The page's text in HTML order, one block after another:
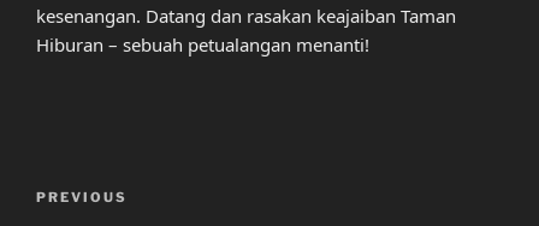
kesenangan. Datang dan rasakan keajaiban Taman
Hiburan – sebuah petualangan menanti!
Previous
PREVIOUS